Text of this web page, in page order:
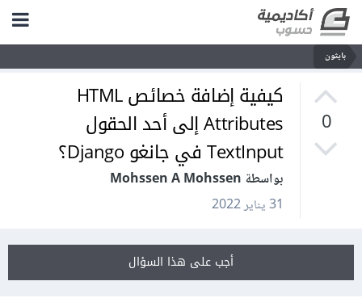
بايثون
0
كيفية إضافة خصائص HTML
Attributes إلى أحد الحقول
TextInput في جانغو Django؟
بواسطة Mohssen A Mohssen
31 يناير 2022
أجب على هذا السؤال